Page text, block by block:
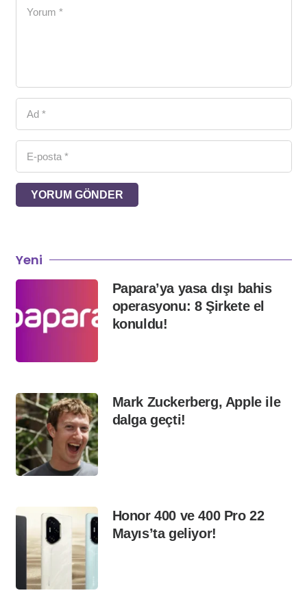
YORUM GÖNDER
Yeni
Papara’ya yasa dışı bahis
operasyonu: 8 Şirkete el
konuldu!
Mark Zuckerberg, Apple ile
dalga geçti!
Honor 400 ve 400 Pro 22
Mayıs’ta geliyor!